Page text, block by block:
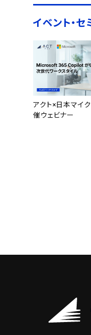
イベント・セ
アクト×日本マイ
催ウェビナー